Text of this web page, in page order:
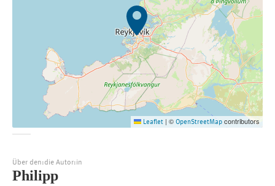
Leaflet © OpenStreetMap contributors
Über den:die Autor:in
Philipp